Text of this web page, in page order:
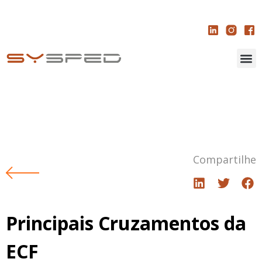
Compartilhe
Principais Cruzamentos da
ECF